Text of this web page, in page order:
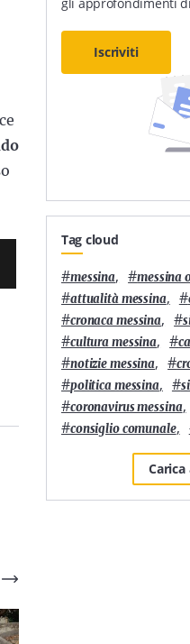
Iscriviti
Tag cloud
#messina, #messina
#attualità messina, #
#cronaca messina, #
#cultura messina, #
#notizie messina, #
#politica messina, #
#coronavirus messina,
#consiglio comunale,